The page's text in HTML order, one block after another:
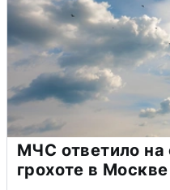
МЧС ответило на
грохоте в Москве